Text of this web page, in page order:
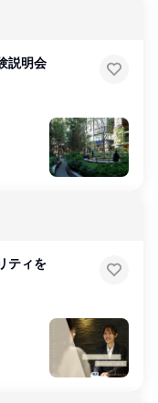
説明会
ティを